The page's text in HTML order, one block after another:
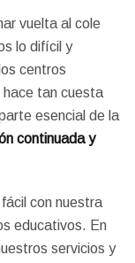
vuelta al cole
lo difícil y
centros
tan cuesta
esencial de la
continuada y
con nuestra
educativos. En
servicios y